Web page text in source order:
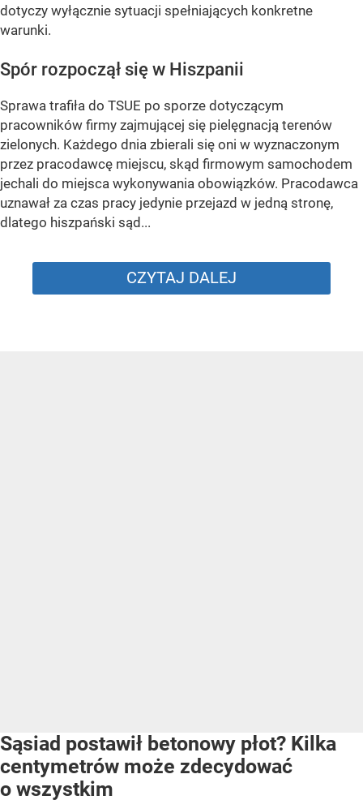
dotyczy wyłącznie sytuacji spełniających konkretne
warunki.
Spór rozpoczął się w Hiszpanii
Sprawa trafiła do TSUE po sporze dotyczącym
pracowników firmy zajmującej się pielęgnacją terenów
zielonych. Każdego dnia zbierali się oni w wyznaczonym
przez pracodawcę miejscu, skąd firmowym samochodem
jechali do miejsca wykonywania obowiązków. Pracodawca
uznawał za czas pracy jedynie przejazd w jedną stronę,
dlatego hiszpański sąd...
CZYTAJ DALEJ
Sąsiad postawił betonowy płot? Kilka
centymetrów może zdecydować
o wszystkim